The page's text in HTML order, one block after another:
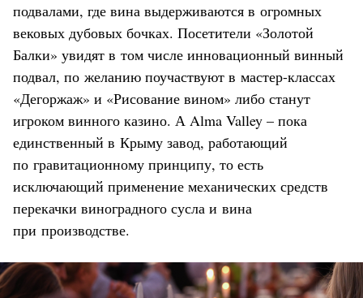
подвалами, где вина выдерживаются в огромных
вековых дубовых бочках. Посетители «Золотой
Балки» увидят в том числе инновационный винный
подвал, по желанию поучаствуют в мастер-классах
«Дегоржаж» и «Рисование вином» либо станут
игроком винного казино. А Alma Valley – пока
единственный в Крыму завод, работающий
по гравитационному принципу, то есть
исключающий применение механических средств
перекачки виноградного сусла и вина
при производстве.